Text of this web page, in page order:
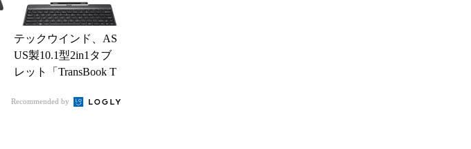
テックウインド、AS
US製10.1型2in1タブ
レット「TransBook T
Recommended by